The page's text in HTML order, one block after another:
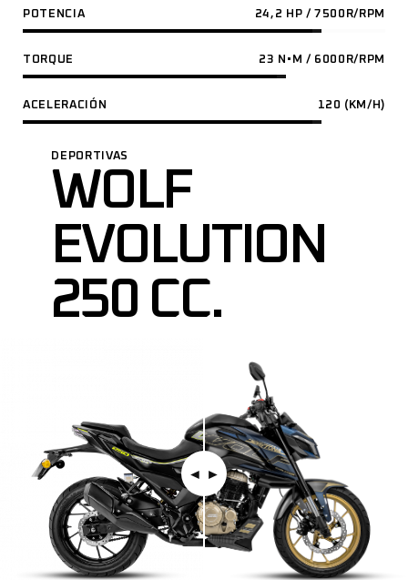
POTENCIA 24,2 HP / 7500R/RPM
TORQUE 23 N•M / 6000R/RPM
ACELERACIÓN 120 (KM/H)
DEPORTIVAS
WOLF
EVOLUTION
250 CC.
◄︎ ►︎